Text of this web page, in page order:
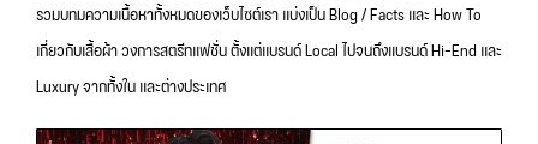
รวมบทมความเนื้อหาทั้งหมดของเว็บไซต์เรา แบ่งเป็น Blog / Facts และ How To
เกี่ยวกับเสื้อผ้า วงการสตรีทแฟชั่น ตั้งแต่แบรนด์ Local ไปจนถึงแบรนด์ Hi-End และ
Luxury จากทั้งใน และต่างประเทศ